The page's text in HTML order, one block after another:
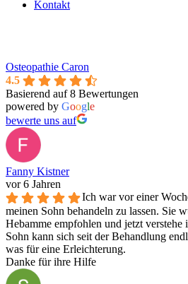
Kontakt
Osteopathie Caron
4.5
Basierend auf 8 Bewertungen
powered by Google
bewerte uns auf
Fanny Kistner
vor 6 Jahren
Ich war vor einer
meinen Sohn behandeln zu lassen. Sie
Hebamme empfohlen und jetzt
Sohn kann sich seit der Behandlung
was für eine Erleichterung.
Danke für ihre Hilfe